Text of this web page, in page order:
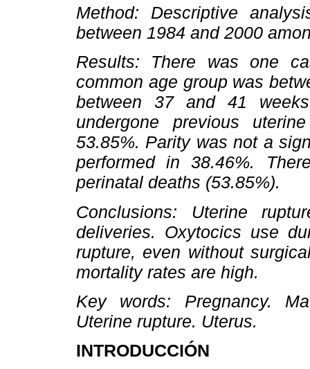
Method: Descriptive
between 1984 and 2000
Results: There was one
common age group was
between 37 and 41
undergone previous
53.85%. Parity was not a
performed in 38.46%.
perinatal deaths (53.85%).
Conclusions: Uterine
deliveries. Oxytocics use
rupture, even without
mortality rates are high.
Key words: Pregnancy.
Uterine rupture. Uterus.
INTRODUCCIÓN